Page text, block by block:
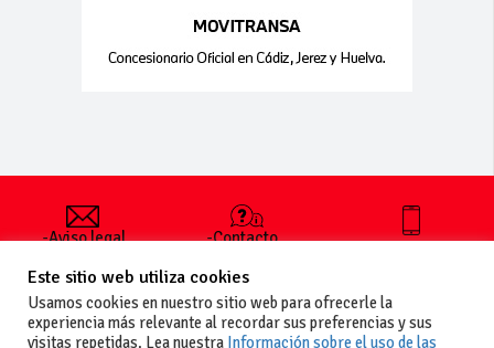
-Aviso legal
generales
de uso
-Política de
-Contacto
publicar un
anuncio
-Vende+
+34 627 35
Este sitio web utiliza cookies
Usamos cookies en nuestro sitio web para ofrecerle la
experiencia más relevante al recordar sus preferencias y sus
visitas repetidas. Lea nuestra Información sobre el uso de las